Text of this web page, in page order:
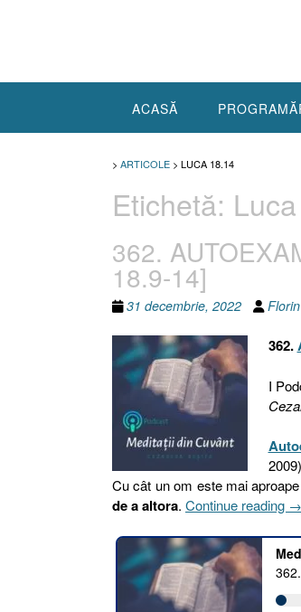
ACASĂ
> ARTICOLE > LUCA 18.14
Etichetă:
362.
18.9-14]
31 decembrie, 2022 Florin
362.
I
2009)
Cu cât un om este mai
de a altora. Continue reading
[1
→